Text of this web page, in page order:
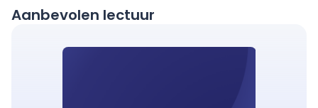
Aanbevolen lectuur